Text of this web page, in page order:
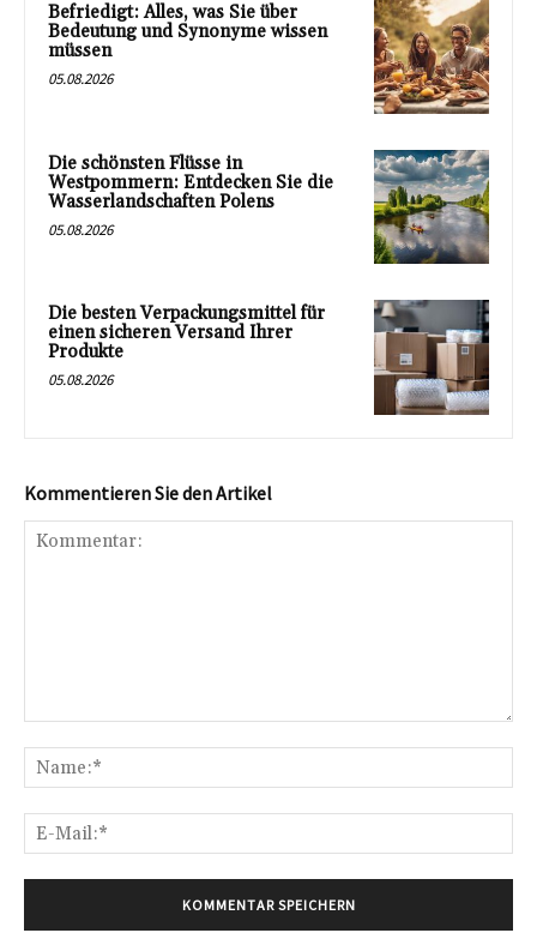
Befriedigt: Alles, was Sie über
Bedeutung und Synonyme wissen
müssen
05.08.2026
Die schönsten Flüsse in
Westpommern: Entdecken Sie die
Wasserlandschaften Polens
05.08.2026
Die besten Verpackungsmittel für
einen sicheren Versand Ihrer
Produkte
05.08.2026
Kommentieren Sie den Artikel